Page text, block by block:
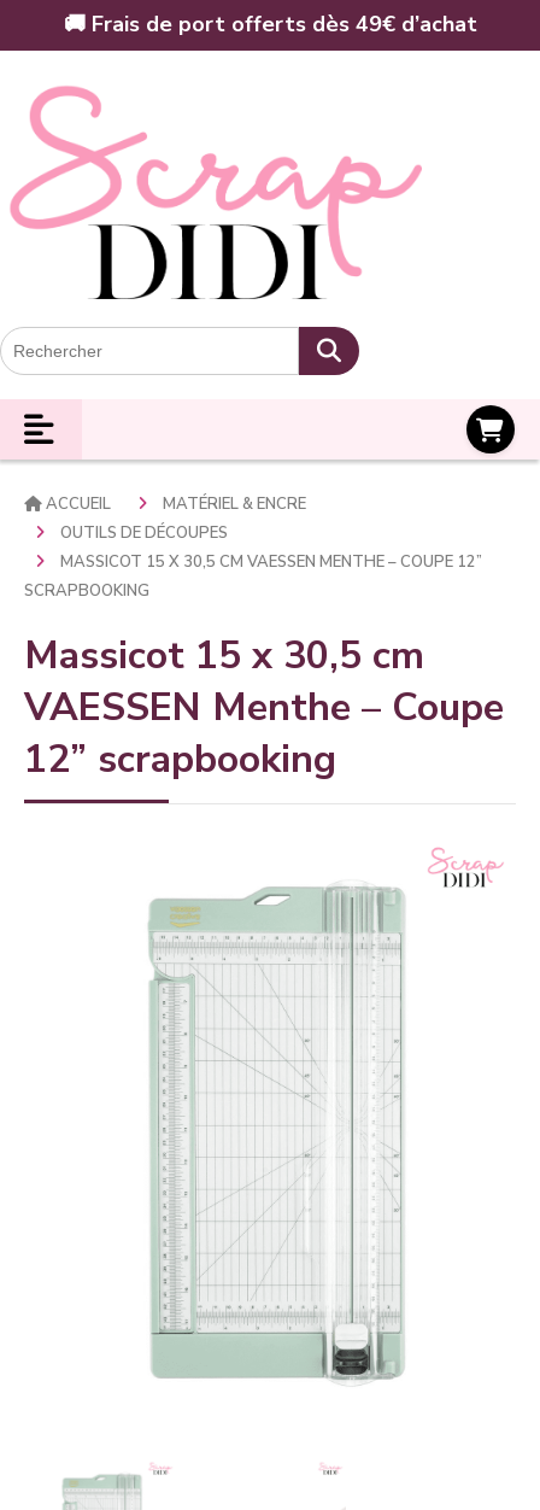
🚚 Frais de port offerts dès 49€ d’achat
ACCUEIL
MATÉRIEL & ENCRE
OUTILS DE DÉCOUPES
MASSICOT 15 X 30,5 CM VAESSEN MENTHE – COUPE 12”
SCRAPBOOKING
Massicot 15 x 30,5 cm
VAESSEN Menthe – Coupe
12” scrapbooking